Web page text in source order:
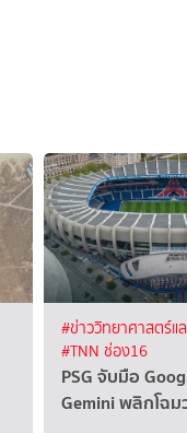
#ข่าววิทยาศาสตร์แล
#TNN ช่อง16
PSG จับมือ
Gemini พลิกโฉ